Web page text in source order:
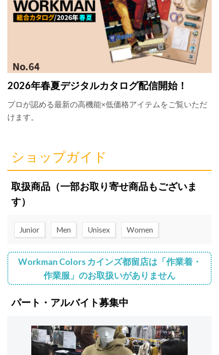
2026年春夏デジタルカタログ配信開始！
プロが認める最新の高機能×低価格アイテムをご覧いただ
けます。
ショップガイド
取扱商品（一部お取り寄せ商品もございま
す）
Junior Men Unisex Women
Workman Colors カインズ都留店は「作業着・
作業服」のお取扱いがありません
パート・アルバイト募集中